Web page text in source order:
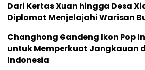
Dari Kertas Xuan hingga Desa
Diplomat Menjelajahi Warisan
Changhong Gandeng Ikon Pop
untuk Memperkuat Jangkauan
Indonesia